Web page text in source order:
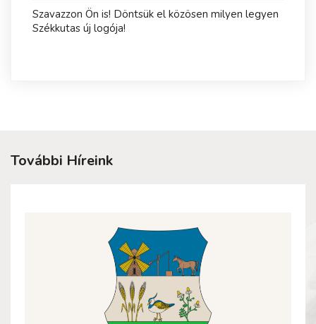
Szavazzon Ön is! Döntsük el közösen milyen legyen
Székkutas új logója!
További Híreink